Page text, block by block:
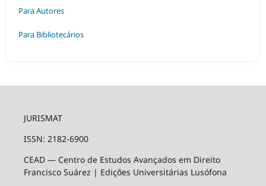
Para Autores
Para Bibliotecários
JURISMAT
ISSN: 2182-6900
CEAD — Centro de Estudos Avançados em Direito
Francisco Suárez | Edições Universitárias Lusófona